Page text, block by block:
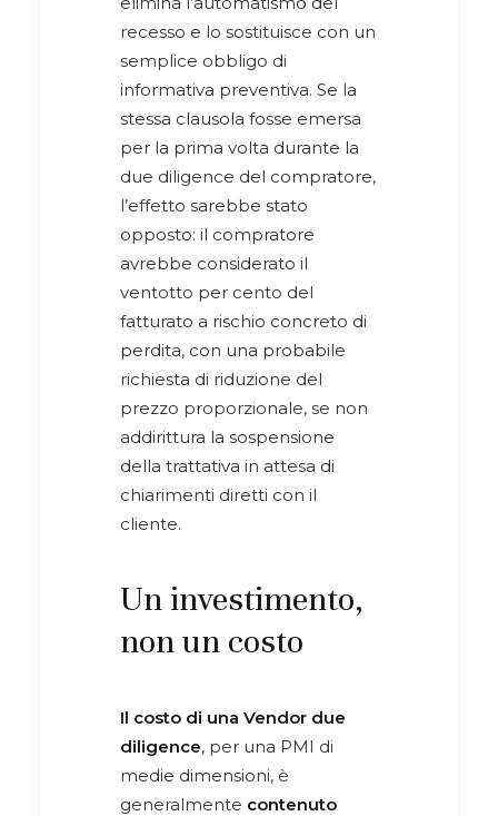
recesso e lo sostituisce con un
semplice obbligo di
informativa preventiva. Se la
stessa clausola fosse emersa
per la prima volta durante la
due diligence del compratore,
l’effetto sarebbe stato
opposto: il compratore
avrebbe considerato il
ventotto per cento del
fatturato a rischio concreto di
perdita, con una probabile
richiesta di riduzione del
prezzo proporzionale, se non
addirittura la sospensione
della trattativa in attesa di
chiarimenti diretti con il
cliente.
Un investimento,
non un costo
Il costo di una Vendor due
diligence, per una PMI di
medie dimensioni, è
generalmente contenuto